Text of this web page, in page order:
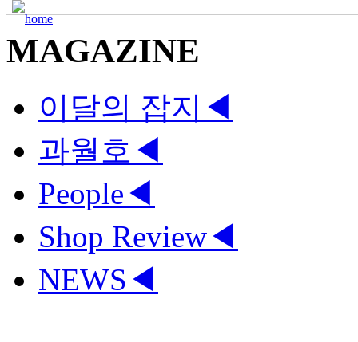
MAGAZINE
이달의 잡지 ◀
과월호 ◀
People◀
Shop Review◀
NEWS ◀